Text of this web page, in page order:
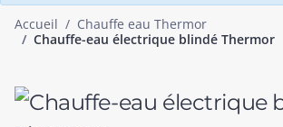
Accueil
Chauffe eau Thermor
Chauffe-eau électrique blindé Thermor